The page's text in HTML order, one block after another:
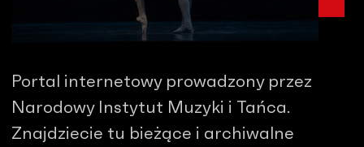
Portal internetowy prowadzony przez
Narodowy Instytut Muzyki i Tańca.
Znajdziecie tu bieżące i archiwalne